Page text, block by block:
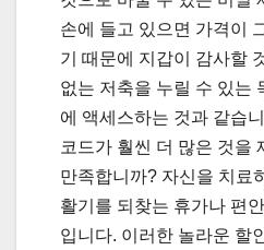
손에 들고 있으면 가격이
기 때문에 지갑이 감사할
없는 저축을 누릴 수 있는
에 액세스하는 것과 같습
코드가 훨씬 더 많은 것을
만족합니까? 자신을 치료
활기를 되찾는 휴가나 편
입니다. 이러한 놀라운 할